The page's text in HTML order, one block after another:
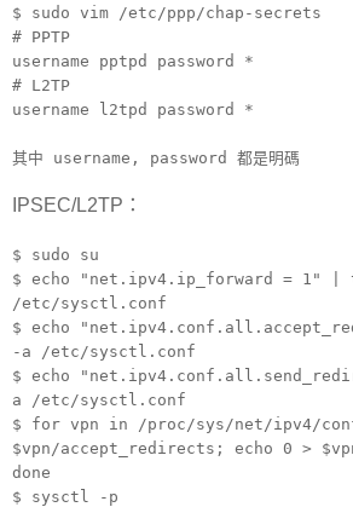
$ sudo vim /etc/ppp/chap-secrets
# PPTP
username pptpd password *
# L2TP
username l2tpd password *
其中 username, password 都是明碼
IPSEC/L2TP：
$ sudo su
$ echo "net.ipv4.ip_forward = 1" |
/etc/sysctl.conf
$ echo
-a /etc/sysctl.conf
$ echo
a /etc/sysctl.conf
$ for vpn in /proc/sys/net/ipv4/
$vpn/accept_redirects; echo 0 >
done
$ sysctl -p